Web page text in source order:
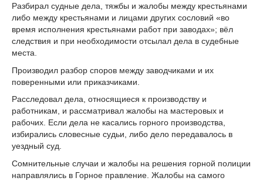
Разбирал судные дела, тяжбы и жалобы между крестьянами
либо между крестьянами и лицами других сословий «во
время исполнения крестьянами работ при заводах»; вёл
следствия и при необходимости отсылал дела в судебные
места.
Производил разбор споров между заводчиками и их
поверенными или приказчиками.
Расследовал дела, относящиеся к производству и
работникам, и рассматривал жалобы на мастеровых и
рабочих. Если дела не касались горного производства,
избирались словесные судьи, либо дело передавалось в
уездный суд.
Сомнительные случаи и жалобы на решения горной полиции
направлялись в Горное правление. Жалобы на самого